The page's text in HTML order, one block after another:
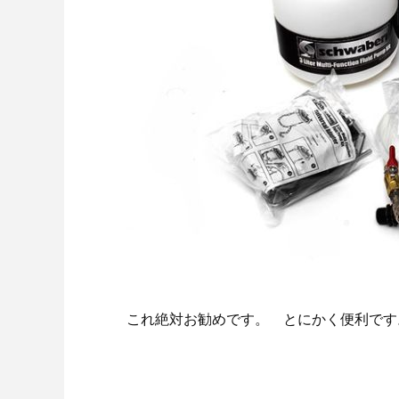
これ絶対お勧めです。 とにかく便利で